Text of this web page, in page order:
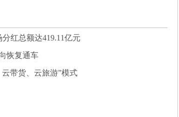
红总额达419.11亿元
恢复通车
带货、云旅游”模式